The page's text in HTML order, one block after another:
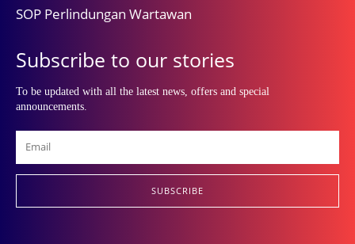
SOP Perlindungan Wartawan
Subscribe to our stories
To be updated with all the latest news, offers and special
announcements.
SUBSCRIBE